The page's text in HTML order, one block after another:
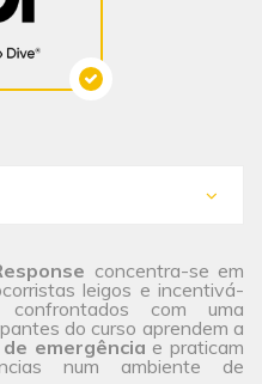
concentra-se em
leigos e incentivá-
com uma
do curso aprendem a
emergência e praticam
num ambiente de